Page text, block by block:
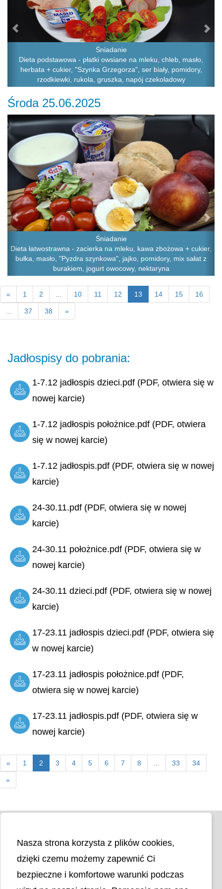
Śniadanie
Dieta podstawowa - płatki owsiane na mleku, chleb, masło,
herbata + cukier, "Szynka Grzegorza", ser biały, pomidory,
rzodkiewki, rukola, gruszka, napój czekoladowy
Środa 25.06.2025
Śniadanie
Dieta łatwostrawna - zacierka na mleku, kawa zbożowa + cukier,
bułka, masło, "Pyzdra szynkowa", jajko, pomidory, mix sałat z
burakiem, jogurt owocowy, nektaryna
Previous
« 1 2 ... 10 11 12 13 14 15 16
... 37 38 »
Jadłospisy do pobrania:
1-7.12 jadłospis dzieci.pdf (PDF, otwiera się w
nowej karcie)
1-7.12 jadłospis położnice.pdf (PDF, otwiera
się w nowej karcie)
1-7.12 jadłospis.pdf (PDF, otwiera się w nowej
karcie)
24-30.11.pdf (PDF, otwiera się w nowej
karcie)
24-30.11 położnice.pdf (PDF, otwiera się w
nowej karcie)
24-30.11 dzieci.pdf (PDF, otwiera się w nowej
karcie)
17-23.11 jadłospis dzieci.pdf (PDF, otwiera się
w nowej karcie)
17-23.11 jadłospis położnice.pdf (PDF,
otwiera się w nowej karcie)
17-23.11 jadłospis.pdf (PDF, otwiera się w
nowej karcie)
« 1 2 3 4 5 6 7 8 ... 33 34
»
Nasza strona korzysta z plików cookies,
dzięki czemu możemy zapewnić Ci
bezpieczne i komfortowe warunki podczas